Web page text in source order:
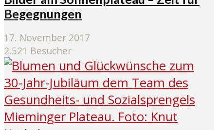
Begegnungen
17. November 2017
2.521 Besucher